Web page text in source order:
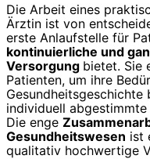
Die Arbeit eines
Ärztin ist von
erste Anlaufstelle für
kontinuierliche und
Versorgung bietet. Sie
Patienten, um ihre
Gesundheitsgeschichte
individuell
Die enge
Gesundheitswesen ist
qualitativ hochwertige